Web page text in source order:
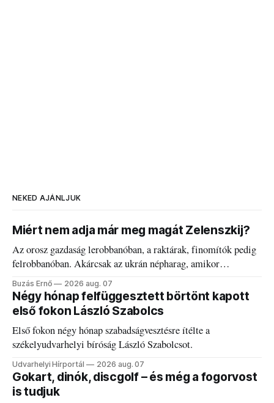
NEKED AJÁNLJUK
Miért nem adja már meg magát Zelenszkij?
Az orosz gazdaság lerobbanóban, a raktárak, finomítók pedig
felrobbanóban. Akárcsak az ukrán népharag, amikor
elégedetlen vezetőivel.
Buzás Ernő 2026 aug. 07
Négy hónap felfüggesztett börtönt kapott
első fokon László Szabolcs
Első fokon négy hónap szabadságvesztésre ítélte a
székelyudvarhelyi bíróság László Szabolcsot.
Udvarhelyi Hírportál 2026 aug. 07
Gokart, dinók, discgolf – és még a fogorvost
is tudjuk